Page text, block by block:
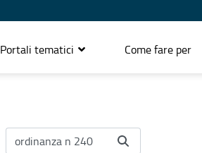
Portali tematici Come fare per